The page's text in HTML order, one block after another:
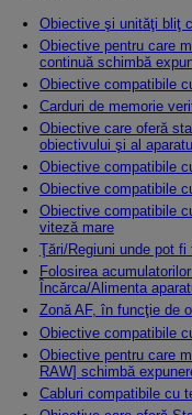
Obiective şi unităţi bliţ
Obiective pentru care
continuă schimbă
Obiective compatibile
Carduri de memorie
Obiective care oferă
obiectivului şi al
Obiective compatibile
Obiective compatibile
Obiective compatibile
viteză mare
Ţări/Regiuni unde pot
Folosirea
Încărca/Alimenta
Zonă AF, în funcţie de
Obiective compatibile
Obiective pentru care
RAW] schimbă
Cabluri compatibile cu